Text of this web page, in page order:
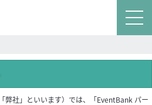
弊社」といいます）では、「EventBank パー